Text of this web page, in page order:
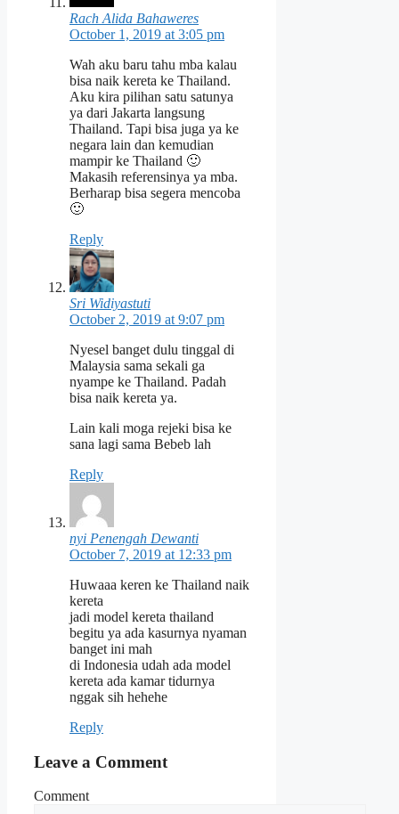
Rach Alida Bahaweres
October 1, 2019 at 3:05 pm
Wah aku baru tahu mba kalau
bisa naik kereta ke Thailand.
Aku kira pilihan satu satunya
ya dari Jakarta langsung
Thailand. Tapi bisa juga ya ke
negara lain dan kemudian
mampir ke Thailand 🙂
Makasih referensinya ya mba.
Berharap bisa segera mencoba
🙂
Reply
Sri Widiyastuti
October 2, 2019 at 9:07 pm
Nyesel banget dulu tinggal di
Malaysia sama sekali ga
nyampe ke Thailand. Padah
bisa naik kereta ya.
Lain kali moga rejeki bisa ke
sana lagi sama Bebeb lah
Reply
nyi Penengah Dewanti
October 7, 2019 at 12:33 pm
Huwaaa keren ke Thailand naik
kereta
jadi model kereta thailand
begitu ya ada kasurnya nyaman
banget ini mah
di Indonesia udah ada model
kereta ada kamar tidurnya
nggak sih hehehe
Reply
Leave a Comment
Comment